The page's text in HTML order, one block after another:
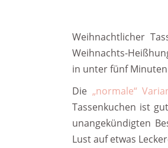
Weihnachtlicher
Weihnachts-
in unter fünf
Die „normale“
Tassenkuchen ist
unangekündigten
Lust auf etwas